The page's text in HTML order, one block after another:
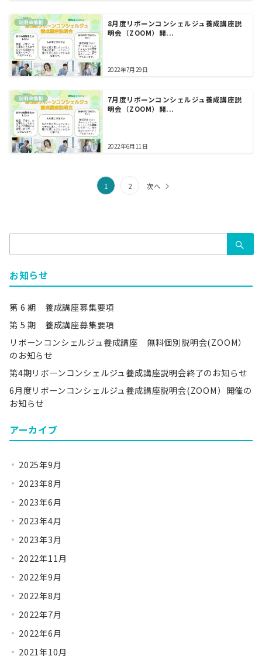
説明会情報
8月度リボーンコンシェルジュ養成講座説
明会（ZOOM）開...
2022年7月29日
説明会情報
7月度リボーンコンシェルジュ養成講座説
明会（ZOOM）開...
2022年6月11日
ジ
送
り
1 2 次へ
索：
お知らせ
第 6 期 養成講座募集要項
第 5 期 養成講座募集要項
リボーンコンシェルジュ養成講座 無料個別説明会(ZOOM）
のお知らせ
第4期リボーンコンシェルジュ養成講座説明会終了のお知らせ
6月度リボーンコンシェルジュ養成講座説明会(ZOOM）開催の
お知らせ
アーカイブ
2025年9月
2023年8月
2023年6月
2023年4月
2023年3月
2022年11月
2022年9月
2022年8月
2022年7月
2022年6月
2021年10月